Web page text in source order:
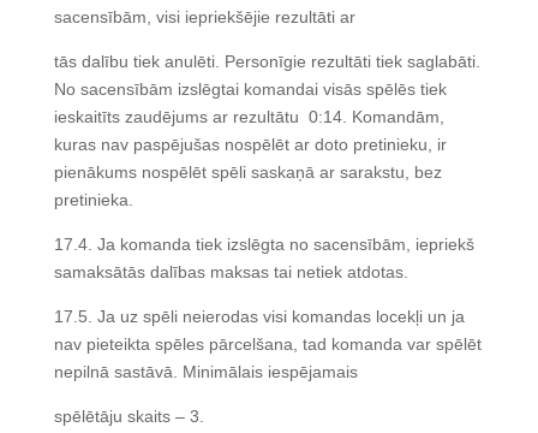
sacensībām, visi iepriekšējie rezultāti ar
tās dalību tiek anulēti. Personīgie rezultāti tiek saglabāti.
No sacensībām izslēgtai komandai visās spēlēs tiek
ieskaitīts zaudējums ar rezultātu 0:14. Komandām,
kuras nav paspējušas nospēlēt ar doto pretinieku, ir
pienākums nospēlēt spēli saskaņā ar sarakstu, bez
pretinieka.
17.4. Ja komanda tiek izslēgta no sacensībām, iepriekš
samaksātās dalības maksas tai netiek atdotas.
17.5. Ja uz spēli neierodas visi komandas locekļi un ja
nav pieteikta spēles pārcelšana, tad komanda var spēlēt
nepilnā sastāvā. Minimālais iespējamais
spēlētāju skaits – 3.